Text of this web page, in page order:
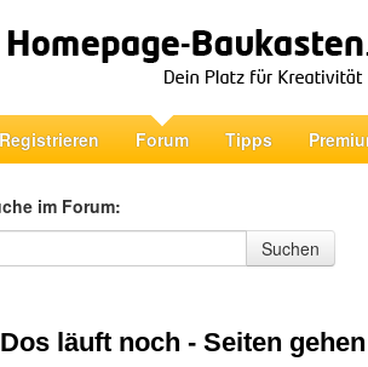
Registrieren Forum Tipps
im Forum:
im Forum
Suchen
läuft noch - Seiten